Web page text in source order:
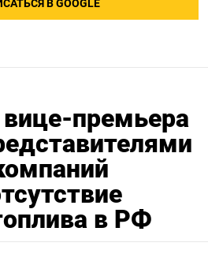
В GOOGLE
премьера
в РФ